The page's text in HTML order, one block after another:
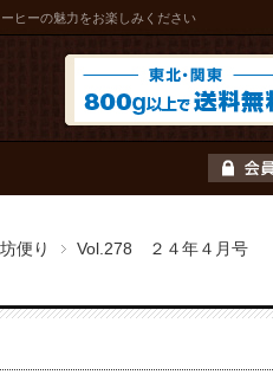
ヒーの魅力をお楽しみください
便り Vol.278 ２４年４月号